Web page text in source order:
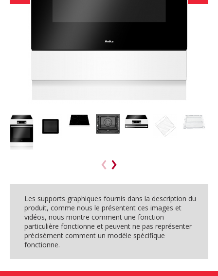
Les supports graphiques fournis dans la description du
produit, comme nous le présentent ces images et
vidéos, nous montre comment une fonction
particulière fonctionne et peuvent ne pas représenter
précisément comment un modèle spécifique
fonctionne.